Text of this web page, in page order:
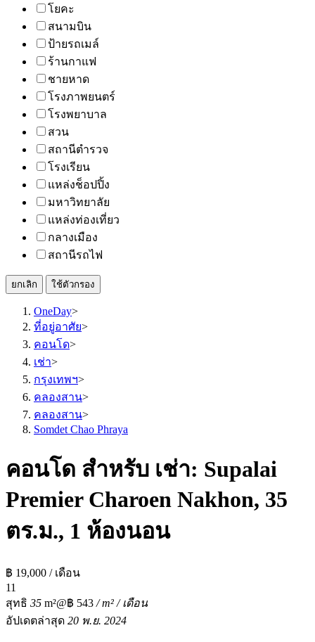
โยคะ
สนามบิน
ป้ายรถเมล์
ร้านกาแฟ
ชายหาด
โรงภาพยนตร์
โรงพยาบาล
สวน
สถานีตำรวจ
โรงเรียน
แหล่งช็อปปิ้ง
มหาวิทยาลัย
แหล่งท่องเที่ยว
กลางเมือง
สถานีรถไฟ
ยกเลิก ใช้ตัวกรอง
OneDay>
ที่อยู่อาศัย>
คอนโด>
เช่า>
กรุงเทพฯ>
คลองสาน>
คลองสาน>
Somdet Chao Phraya
คอนโด สำหรับ เช่า: Supalai
Premier Charoen Nakhon, 35
ตร.ม., 1 ห้องนอน
฿ 19,000 / เดือน
11
สุทธิ 35 m²@฿ 543 / m² / เดือน
อัปเดตล่าสุด 20 พ.ย. 2024